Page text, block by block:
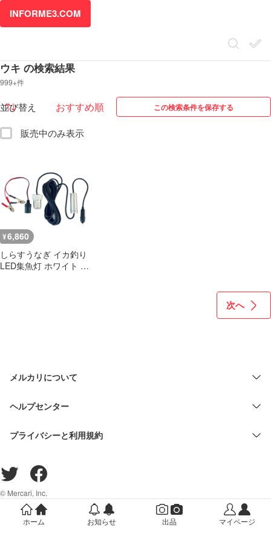
INFORME3.COM
ウキ の検索結果
999+件
販売中のみ表示
並び替え この検索条件を保存する
¥6,860
しらすうなぎ イカ釣り
LED集魚灯 ホワイト 白
次へ
メルカリについて
ヘルプセンター
プライバシーと利用規約
© Mercari, Inc.
ホーム お知らせ 出品 マイページ